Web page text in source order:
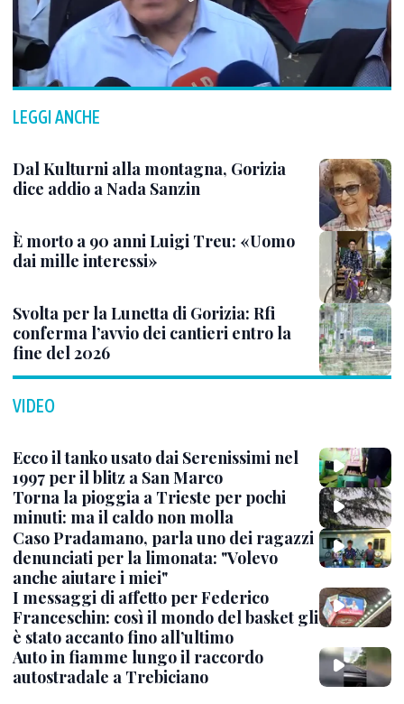
LEGGI ANCHE
Dal Kulturni alla montagna, Gorizia
dice addio a Nada Sanzin
È morto a 90 anni Luigi Treu: «Uomo
dai mille interessi»
Svolta per la Lunetta di Gorizia: Rfi
conferma l’avvio dei cantieri entro la
fine del 2026
VIDEO
Ecco il tanko usato dai Serenissimi nel
1997 per il blitz a San Marco
Torna la pioggia a Trieste per pochi
minuti: ma il caldo non molla
Caso Pradamano, parla uno dei ragazzi
denunciati per la limonata: "Volevo
anche aiutare i miei"
I messaggi di affetto per Federico
Franceschin: così il mondo del basket gli
è stato accanto fino all’ultimo
Auto in fiamme lungo il raccordo
autostradale a Trebiciano